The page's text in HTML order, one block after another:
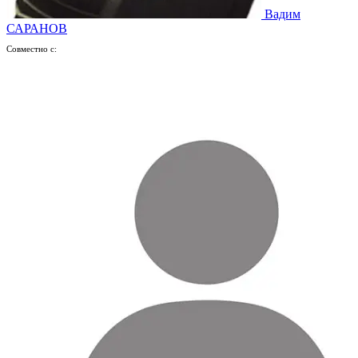
Вадим
САРАНОВ
Совместно с: